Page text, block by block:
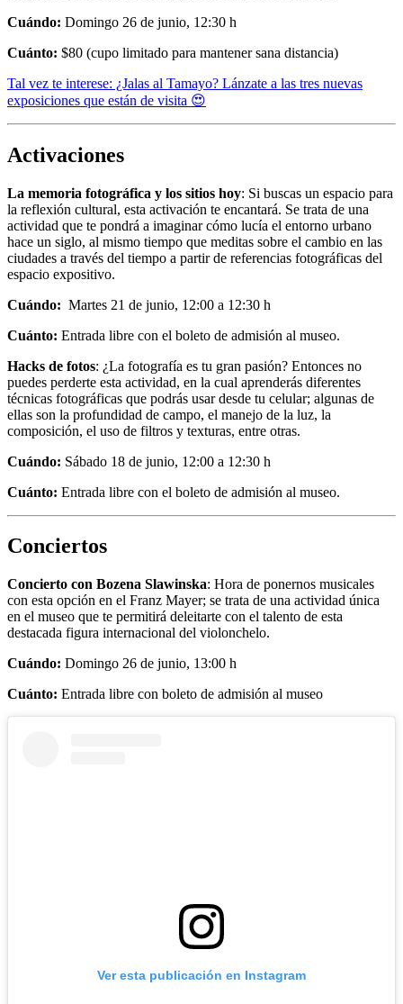
Cuándo: Domingo 26 de junio, 12:30 h
Cuánto: $80 (cupo limitado para mantener sana distancia)
Tal vez te interese: ¿Jalas al Tamayo? Lánzate a las tres nuevas
exposiciones que están de visita 😍
Activaciones
La memoria fotográfica y los sitios hoy: Si buscas un espacio para
la reflexión cultural, esta activación te encantará. Se trata de una
actividad que te pondrá a imaginar cómo lucía el entorno urbano
hace un siglo, al mismo tiempo que meditas sobre el cambio en las
ciudades a través del tiempo a partir de referencias fotográficas del
espacio expositivo.
Cuándo: Martes 21 de junio, 12:00 a 12:30 h
Cuánto: Entrada libre con el boleto de admisión al museo.
Hacks de fotos: ¿La fotografía es tu gran pasión? Entonces no
puedes perderte esta actividad, en la cual aprenderás diferentes
técnicas fotográficas que podrás usar desde tu celular; algunas de
ellas son la profundidad de campo, el manejo de la luz, la
composición, el uso de filtros y texturas, entre otras.
Cuándo: Sábado 18 de junio, 12:00 a 12:30 h
Cuánto: Entrada libre con el boleto de admisión al museo.
Conciertos
Concierto con Bozena Slawinska: Hora de ponernos musicales
con esta opción en el Franz Mayer; se trata de una actividad única
en el museo que te permitirá deleitarte con el talento de esta
destacada figura internacional del violonchelo.
Cuándo: Domingo 26 de junio, 13:00 h
Cuánto: Entrada libre con boleto de admisión al museo
Ver esta publicación en Instagram